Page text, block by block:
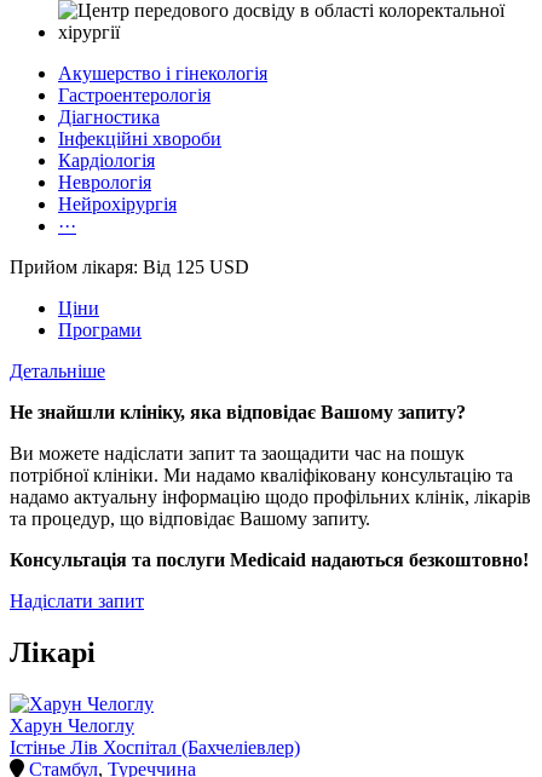
Акушерство і гінекологія
Гастроентерологія
Діагностика
Інфекційні хвороби
Кардіологія
Неврологія
Нейрохірургія
···
Прийом лікаря: Від 125 USD
Ціни
Програми
Детальніше
Не знайшли клініку, яка відповідає Вашому запиту?
Ви можете надіслати запит та заощадити час на пошук
потрібної клініки. Ми надамо кваліфіковану консультацію та
надамо актуальну інформацію щодо профільних клінік, лікарів
та процедур, що відповідає Вашому запиту.
Консультація та послуги Medicaid надаються безкоштовно!
Надіслати запит
Лікарі
Харун Челоглу
Істінье Лів Хоспітал (Бахчеліевлер)
Стамбул, Туреччина